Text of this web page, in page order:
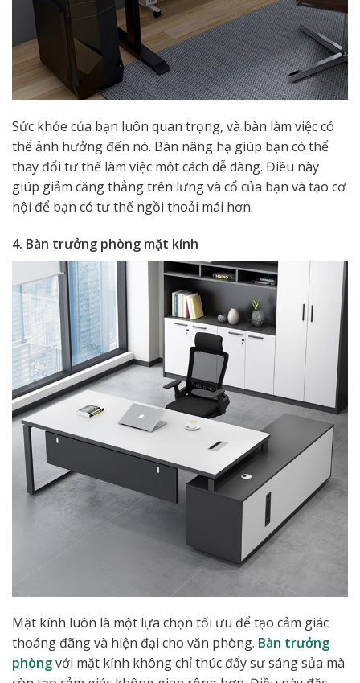
Sức khỏe của bạn luôn quan trọng, và bàn làm việc có
thể ảnh hưởng đến nó. Bàn nâng hạ giúp bạn có thể
thay đổi tư thế làm việc một cách dễ dàng. Điều này
giúp giảm căng thẳng trên lưng và cổ của bạn và tạo cơ
hội để bạn có tư thế ngồi thoải mái hơn.
4. Bàn trưởng phòng mặt kính
Mặt kính luôn là một lựa chọn tối ưu để tạo cảm giác
thoáng đãng và hiện đại cho văn phòng. Bàn trưởng
phòngvới mặt kính không chỉ thúc đẩy sự sáng sủa mà